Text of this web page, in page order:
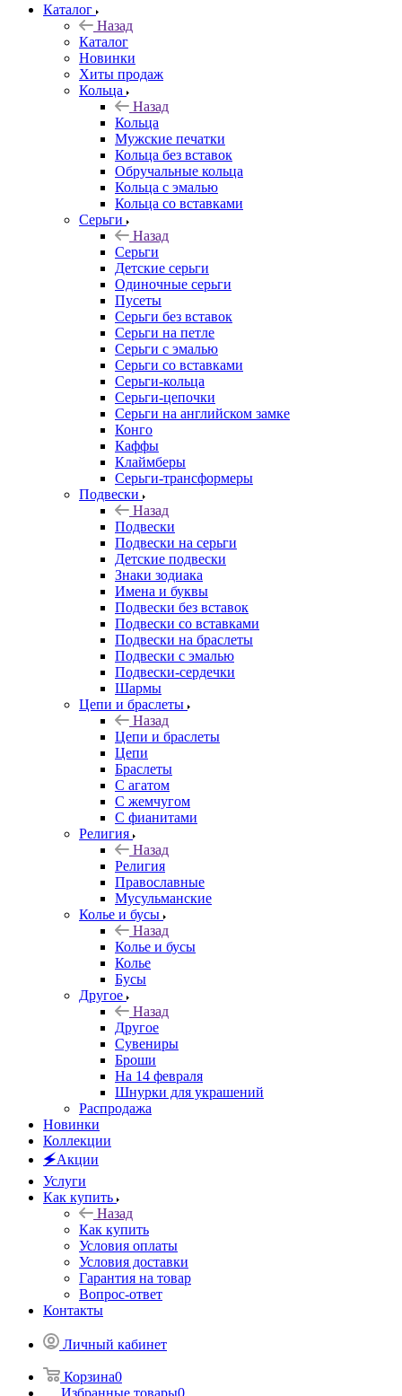
Каталог
Назад
Каталог
Новинки
Хиты продаж
Кольца
Назад
Кольца
Мужские печатки
Кольца без вставок
Обручальные кольца
Кольца с эмалью
Кольца со вставками
Серьги
Назад
Серьги
Детские серьги
Одиночные серьги
Пусеты
Серьги без вставок
Серьги на петле
Серьги с эмалью
Серьги со вставками
Серьги-кольца
Серьги-цепочки
Серьги на английском замке
Конго
Каффы
Клаймберы
Серьги-трансформеры
Подвески
Назад
Подвески
Подвески на серьги
Детские подвески
Знаки зодиака
Имена и буквы
Подвески без вставок
Подвески со вставками
Подвески на браслеты
Подвески с эмалью
Подвески-сердечки
Шармы
Цепи и браслеты
Назад
Цепи и браслеты
Цепи
Браслеты
С агатом
С жемчугом
С фианитами
Религия
Назад
Религия
Православные
Мусульманские
Колье и бусы
Назад
Колье и бусы
Колье
Бусы
Другое
Назад
Другое
Сувениры
Броши
На 14 февраля
Шнурки для украшений
Распродажа
Новинки
Коллекции
🗲Акции
Услуги
Как купить
Назад
Как купить
Условия оплаты
Условия доставки
Гарантия на товар
Вопрос-ответ
Контакты
Личный кабинет
Корзина0
Избранные товары0